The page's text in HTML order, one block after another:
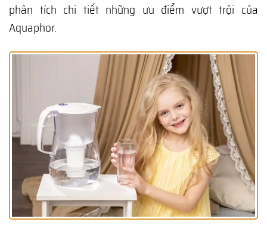
phân tích chi tiết những ưu điểm vượt trội của
Aquaphor.